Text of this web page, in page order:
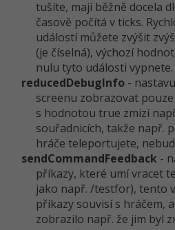
tušíte, mají běžně docela
časově počítá v ticks.
událostí můžete zvýšit
(je číselná), výchozí
nulu tyto události vypnete.
reducedDebugInfo -
screenu zobrazovat
s hodnotou true zmizí
souřadnicích, takže např.
hráče teleportujete,
sendCommandFe­edback -
příkazy, které umí vracet
jako např. /testfor), tento
příkazy souvisí s hráčem,
zobrazilo např. že jim byl